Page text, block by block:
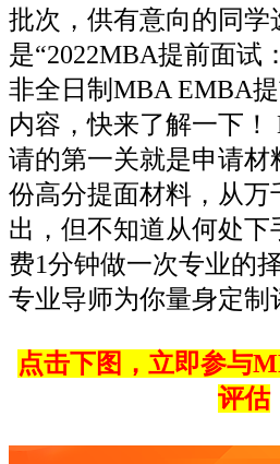
批次，供有意向的同学
是“2022MBA提前面试
非全日制MBA EMBA
内容，快来了解一下！
请的第一关就是申请材
份高分提面材料，从万
出，但不知道从何处
费1分钟做一次专业的
专业导师为你量身定制
点击下图，立即参与
评估